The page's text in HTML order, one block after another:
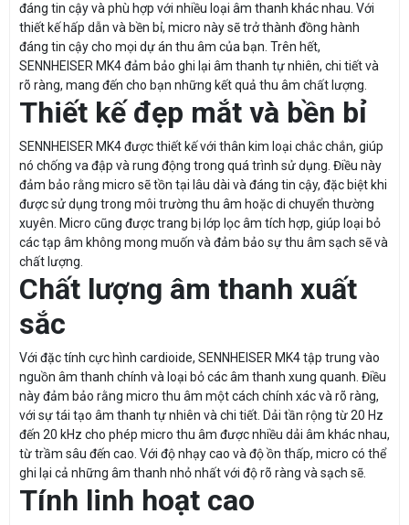
đáng tin cậy và phù hợp với nhiều loại âm thanh khác nhau. Với
thiết kế hấp dẫn và bền bỉ, micro này sẽ trở thành đồng hành
đáng tin cậy cho mọi dự án thu âm của bạn. Trên hết,
SENNHEISER MK4 đảm bảo ghi lại âm thanh tự nhiên, chi tiết và
rõ ràng, mang đến cho bạn những kết quả thu âm chất lượng.
Thiết kế đẹp mắt và bền bỉ
SENNHEISER MK4 được thiết kế với thân kim loại chắc chắn, giúp
nó chống va đập và rung động trong quá trình sử dụng. Điều này
đảm bảo rằng micro sẽ tồn tại lâu dài và đáng tin cậy, đặc biệt khi
được sử dụng trong môi trường thu âm hoặc di chuyển thường
xuyên. Micro cũng được trang bị lớp lọc âm tích hợp, giúp loại bỏ
các tạp âm không mong muốn và đảm bảo sự thu âm sạch sẽ và
chất lượng.
Chất lượng âm thanh xuất
sắc
Với đặc tính cực hình cardioide, SENNHEISER MK4 tập trung vào
nguồn âm thanh chính và loại bỏ các âm thanh xung quanh. Điều
này đảm bảo rằng micro thu âm một cách chính xác và rõ ràng,
với sự tái tạo âm thanh tự nhiên và chi tiết. Dải tần rộng từ 20 Hz
đến 20 kHz cho phép micro thu âm được nhiều dải âm khác nhau,
từ trầm sâu đến cao. Với độ nhạy cao và độ ồn thấp, micro có thể
ghi lại cả những âm thanh nhỏ nhất với độ rõ ràng và sạch sẽ.
Tính linh hoạt cao